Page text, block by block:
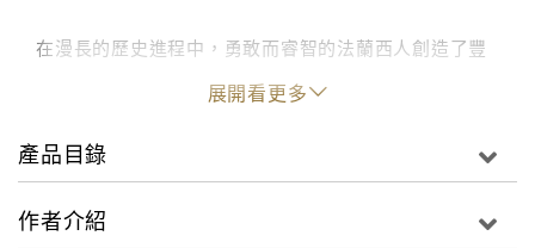
在漫長的歷史進程中，勇敢而睿智的法蘭西人創造了豐
富多彩的法國文化：思想界巨匠輩出，伏爾泰、孟德斯
鳩、盧梭引領影響世界的啟蒙運動；文壇巨星燦若星
河，雨果、莫泊桑、司湯達、巴爾札克、福樓拜、貝克
特塑造了一個個栩栩如生的人物，以文字探索人性的善
的繪畫《日出》、畢卡索的《格爾尼卡》早已享譽世
展開看更多
產品目錄
作者介紹